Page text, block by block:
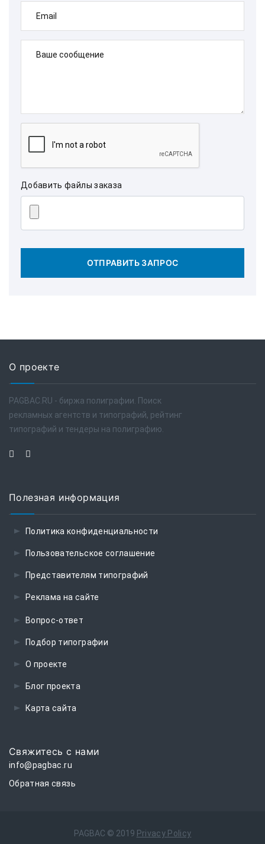
Email
Ваше сообщение
Добавить файлы заказа
ОТПРАВИТЬ ЗАПРОС
О проекте
PAGBAC.RU - биржа полиграфии. Поиск
рекламных агентств и типографий, рейтинг
типографий и тендеры на полиграфию.
Полезная информация
Политика конфиденциальности
Пользовательское соглашение
Представителям типографий
Реклама на сайте
Вопрос-ответ
Подбор типографии
О проекте
Блог проекта
Карта сайта
Свяжитесь с нами
info@pagbac.ru
Обратная связь
PAGBAC © 2019 Privacy Policy